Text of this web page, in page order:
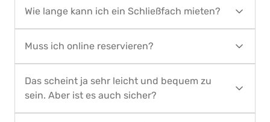
Wie lange kann ich ein Schließfach mieten?
und höchstens 90 Kalendertage gemietet
werden. Wenn du ein Schließfach für einen
längeren Zeitraum mieten möchtest, kontaktiere
bitte Locker in the City über
Muss ich online reservieren?
Website, da im Laden nicht bar bezahlt werden
kann. Der Reservierungsvorgang dauert nur 1
Minute und unsere Website ist allen mobilen
Das scheint ja sehr leicht und bequem zu
sein. Aber ist es auch sicher?